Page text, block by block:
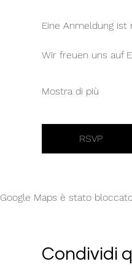
Eine Anmeldung ist
Wir freuen uns auf
Mostra di più
RSVP
Google Maps è stato
Condividi